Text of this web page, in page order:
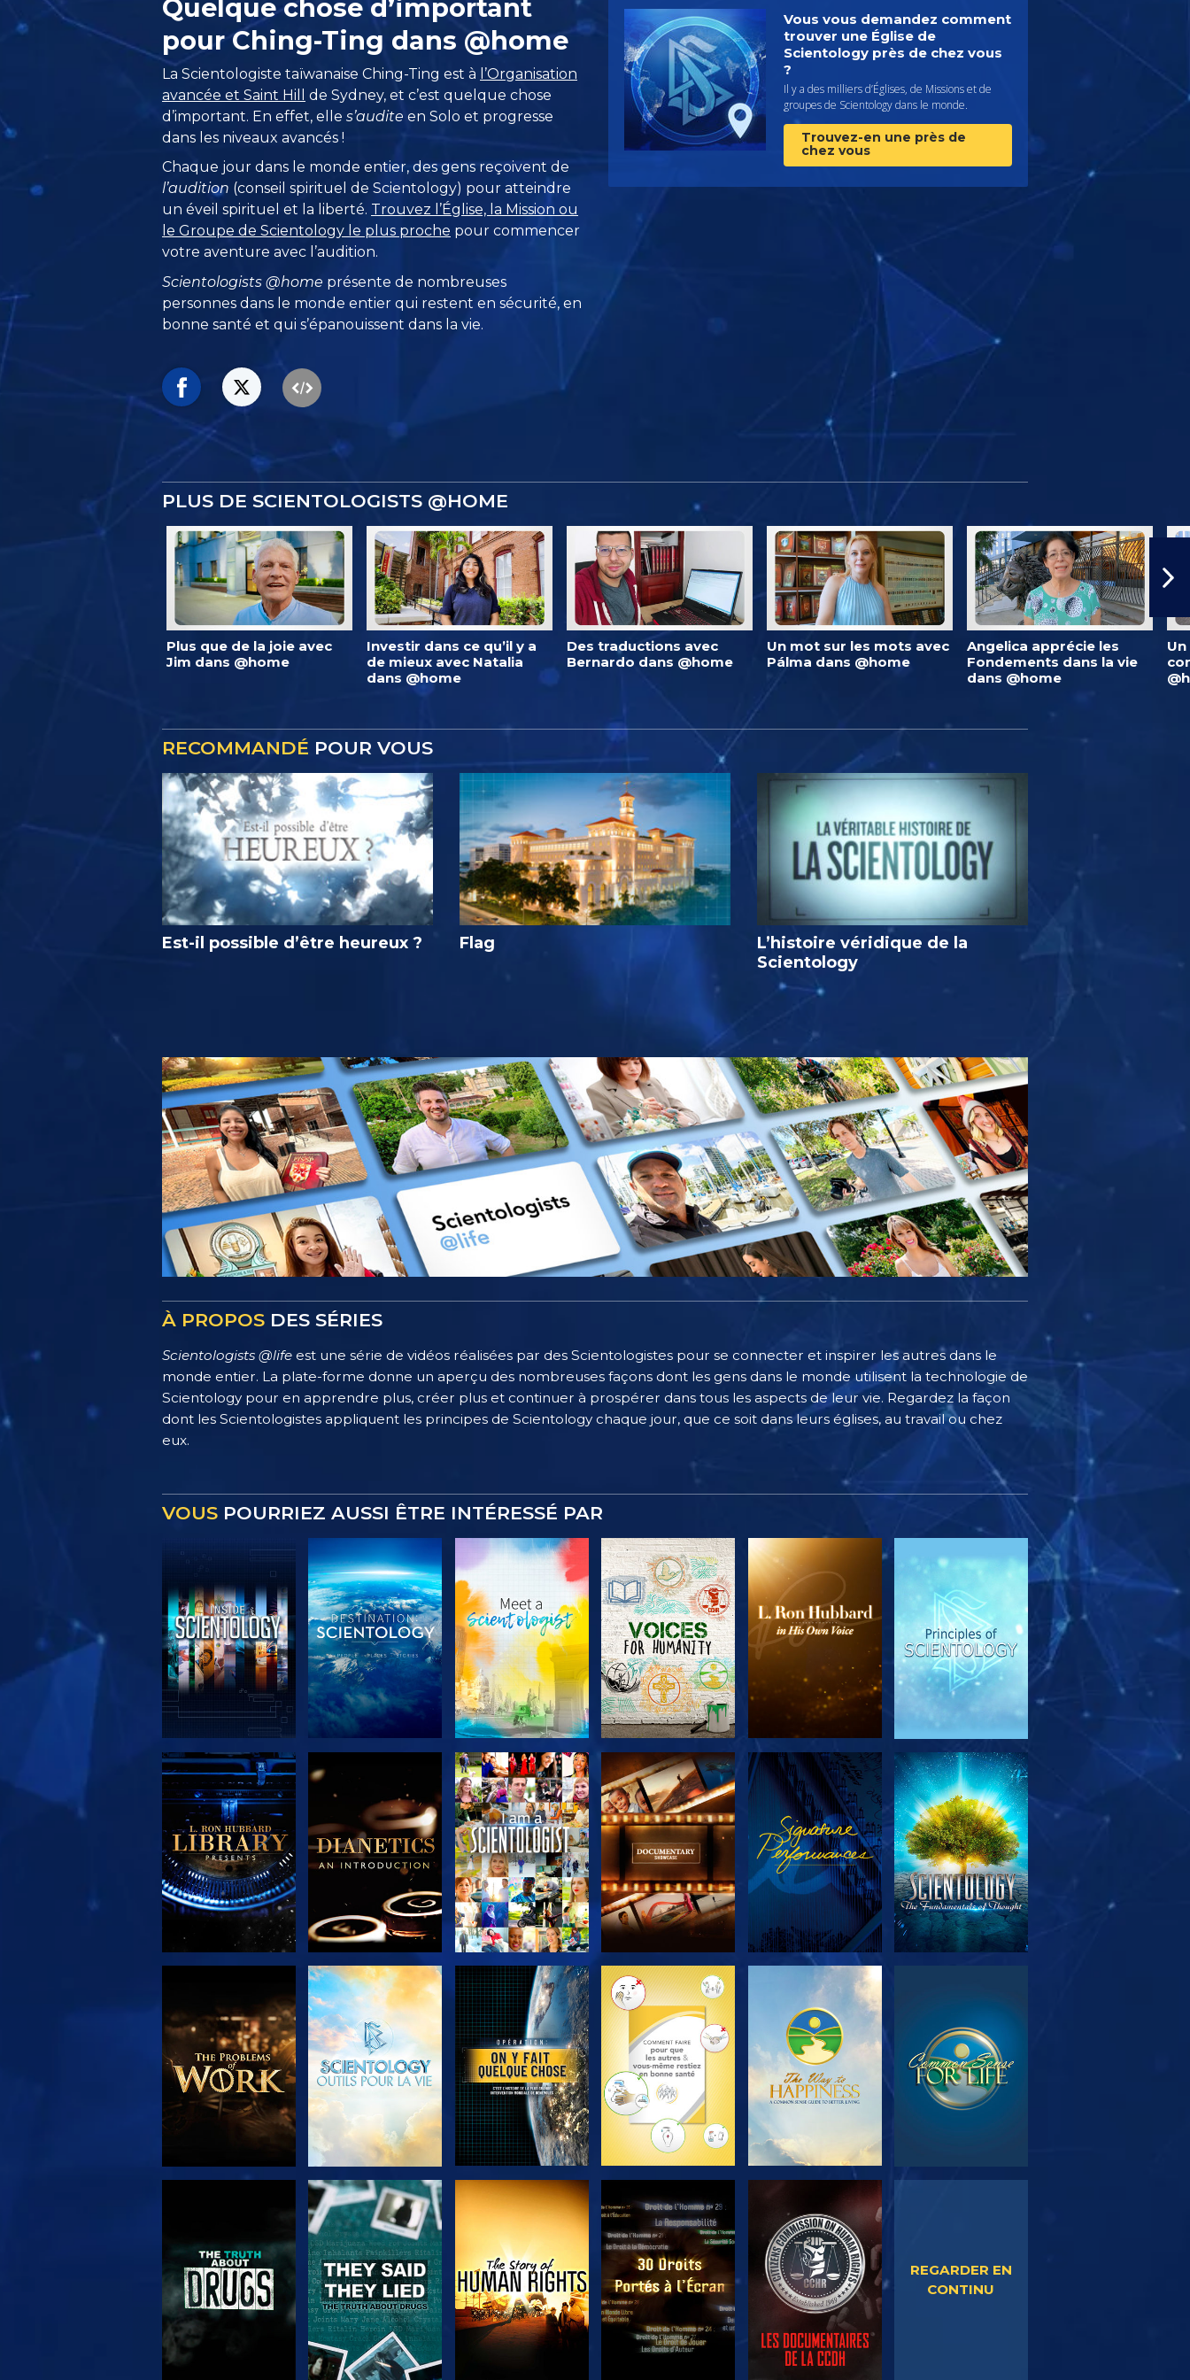
Quelque chose d’important
pour Ching-Ting dans @home
La Scientologiste taïwanaise Ching-Ting est à l’Organisation
avancée et Saint Hill
de Sydney, et c’est quelque chose
d’important. En effet, elles’audite en Solo et progresse
dans les niveaux avancés !
Chaque jour dans le monde entier, des gens reçoivent de
l’audition (conseil spirituel de Scientology) pour atteindre
un éveil spirituel et la liberté. Trouvez l’Église, la Mission ou
le Groupe de Scientology le plus proche pour commencer
votre aventure avec l’audition.
Scientologists @home présente de nombreuses
personnes dans le monde entier qui restent en sécurité, en
bonne santé et qui s’épanouissent dans la vie.
Vous vous demandez comment
trouver une Église de
Scientology près de chez vous
?
Il y a des milliers d’Églises, de Missions et de
groupes de Scientology dans le monde.
Trouvez-en une près de
chez vous
PLUS DE SCIENTOLOGISTS @HOME
Plus que de la joie avec
Jim dans @home
Investir dans ce qu’il y a
de mieux avec Natalia
dans @home
Des traductions avec
Bernardo dans @home
Un mot sur les mots avec
Pálma dans @home
Angelica apprécie les
Fondements dans la vie
dans @home
RECOMMANDÉ POUR VOUS
Est-il possible d’être heureux ? Flag
L’histoire véridique de la
Scientology
À PROPOS DES SÉRIES
Scientologists @life est une série de vidéos réalisées par des Scientologistes pour se connecter et inspirer les autres dans le
monde entier. La plate-forme donne un aperçu des nombreuses façons dont les gens dans le monde utilisent la technologie de
Scientology pour en apprendre plus, créer plus et continuer à prospérer dans tous les aspects de leur vie. Regardez la façon
dont les Scientologistes appliquent les principes de Scientology chaque jour, que ce soit dans leurs églises, au travail ou chez
eux.
VOUS POURRIEZ AUSSI ÊTRE INTÉRESSÉ PAR
DÉCOUVRIR LES
SÉRIES
DÉCOUVRIR LES
SÉRIES
DÉCOUVRIR LES
SÉRIES
DÉCOUVRIR LES
SÉRIES
DÉCOUVRIR LES
SÉRIES
REGARDER
DÉCOUVRIR LES
SÉRIES
REGARDER
DÉCOUVRIR LES
SÉRIES
DÉCOUVRIR LES
SÉRIES
DÉCOUVRIR LES
SÉRIES
REGARDER REGARDER REGARDER REGARDER
REGARDER EN
CONTINU